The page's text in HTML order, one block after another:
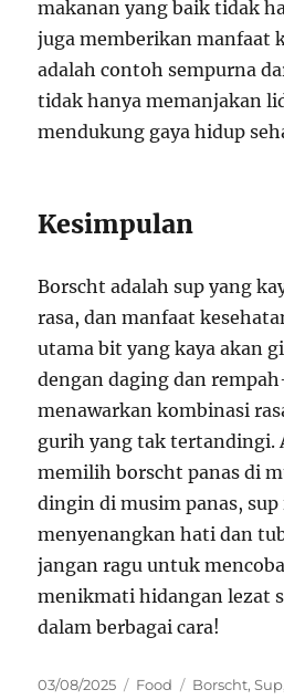
makanan yang baik tidak
juga memberikan manfaat
adalah contoh sempurna
tidak hanya memanjakan
mendukung gaya hidup
Kesimpulan
Borscht adalah sup yang
rasa, dan manfaat
utama bit yang kaya akan
dengan daging dan
menawarkan kombinasi
gurih yang tak tertandingi.
memilih borscht panas di
dingin di musim panas,
menyenangkan hati dan
jangan ragu untuk
menikmati hidangan lezat
dalam berbagai cara!
Posted
03/08/2025 Categories
Food Tags
Borscht,Sup